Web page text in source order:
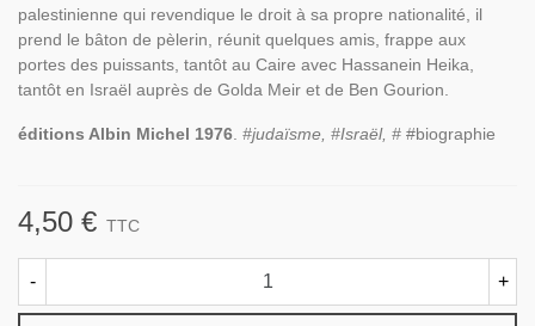
palestinienne qui revendique le droit à sa propre nationalité, il
prend le bâton de pèlerin, réunit quelques amis, frappe aux
portes des puissants, tantôt au Caire avec Hassanein Heika,
tantôt en Israël auprès de Golda Meir et de Ben Gourion.
éditions Albin Michel 1976 #judaïsme, #Israël, # #biographie
4,50 € TTC
- +